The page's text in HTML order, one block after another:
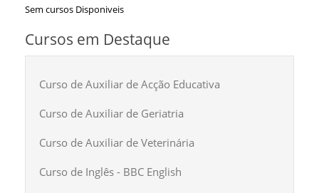
Sem cursos Disponiveis
Cursos em Destaque
Curso de Auxiliar de Acção Educativa
Curso de Auxiliar de Geriatria
Curso de Auxiliar de Veterinária
Curso de Inglês - BBC English